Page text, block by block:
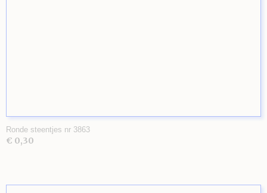
Ronde steentjes nr 3863
€ 0,30